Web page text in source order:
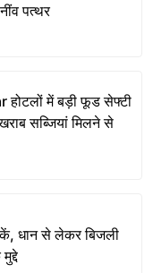
पत्थर
में बड़ी फूड सेफ्टी
सब्जियां मिलने से
धान से लेकर बिजली